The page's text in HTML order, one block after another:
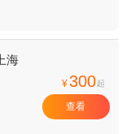
+紫阳
+温岭
江十三
蟠岛
水上乐
海
¥300起
查看